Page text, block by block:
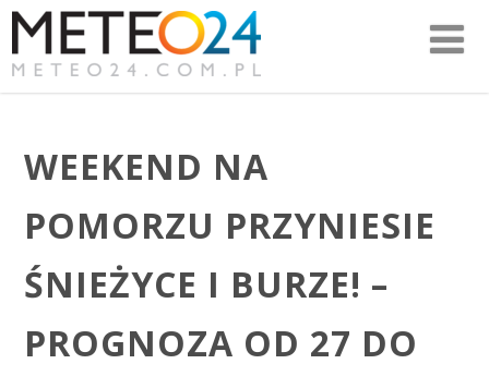
WEEKEND NA
POMORZU PRZYNIESIE
ŚNIEŻYCE I BURZE! –
PROGNOZA OD 27 DO